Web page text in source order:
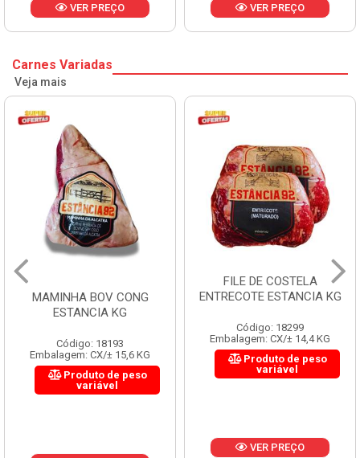
VER PREÇO VER
Carnes Variadas
Veja mais
MAMINHA BOV CONG
ESTANCIA KG
Código: 18193
Embalagem: CX/± 15,6 KG
Produto de peso
variável
FILE DE COSTELA
ENTRECOTE ESTANCIA KG
Código: 18299
Embalagem: CX/± 14,4 KG
Produto de peso
variável
VER PREÇO